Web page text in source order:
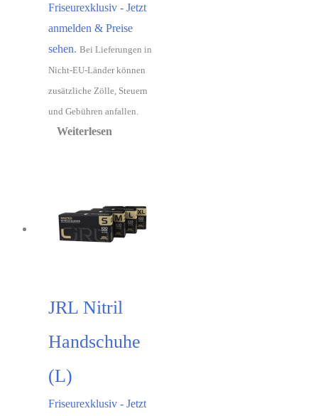
Friseurexklusiv - Jetzt
anmelden & Preise
sehen. Bei Lieferungen in
Nicht-EU-Länder können
zusätzliche Zölle, Steuern
und Gebühren anfallen.
Weiterlesen
JRL Nitril
Handschuhe
(L)
Friseurexklusiv - Jetzt